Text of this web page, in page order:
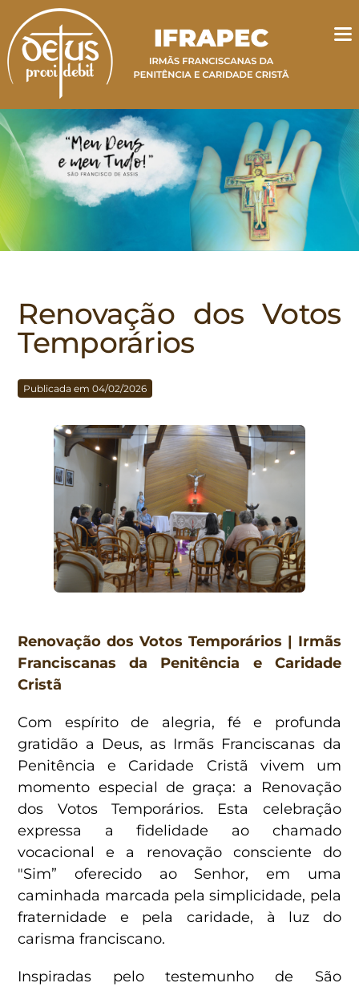
Renovação dos Votos
Temporários
Publicada em 04/02/2026
Renovação dos Votos Temporários | Irmãs
Franciscanas da Penitência e Caridade
Cristã
Com espírito de alegria, fé e profunda
gratidão a Deus, as Irmãs Franciscanas da
Penitência e Caridade Cristã vivem um
momento especial de graça: a Renovação
dos Votos Temporários. Esta celebração
expressa a fidelidade ao chamado
vocacional e a renovação consciente do
"Sim” oferecido ao Senhor, em uma
caminhada marcada pela simplicidade, pela
fraternidade e pela caridade, à luz do
carisma franciscano.
Inspiradas pelo testemunho de São